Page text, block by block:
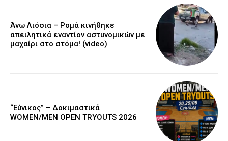
Άνω Λιόσια – Ρομά κινήθηκε
απειλητικά εναντίον αστυνομικών με
μαχαίρι στο στόμα! (video)
“Εύνικος” – Δοκιμαστικά
WOMEN/MEN OPEN TRYOUTS 2026